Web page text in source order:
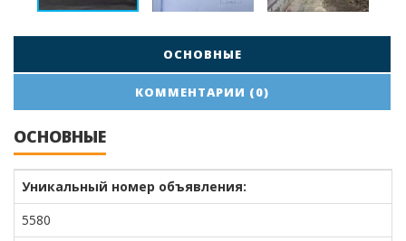
ОСНОВНЫЕ
КОММЕНТАРИИ (0)
ОСНОВНЫЕ
Уникальный номер объявления:
5580